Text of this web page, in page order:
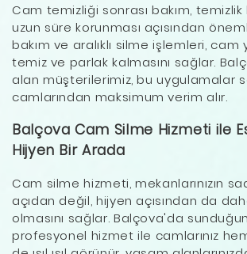
Cam temizliği sonrası bakım,
uzun süre korunması açısından
bakım ve aralıklı silme işlemleri, cam
temiz ve parlak kalmasını sağlar.
alan müşterilerimiz, bu uygulamalar
camlarından maksimum verim alır.
Balçova Cam Silme Hizmeti ile
Hijyen Bir Arada
Cam silme hizmeti, mekanlarınızın
açıdan değil, hijyen açısından da
olmasını sağlar. Balçova'da
profesyonel hizmet ile camlarınız